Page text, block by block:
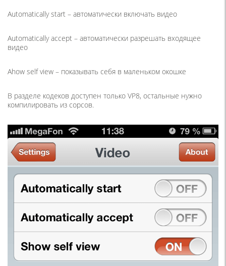
Automatically start – автоматически включать видео
Automatically accept – автоматически разрешать входящее
видео
Ahow self view – показывать себя в маленьком окошке
В разделе кодеков доступен только VP8, остальные нужно
компилировать из сорсов.